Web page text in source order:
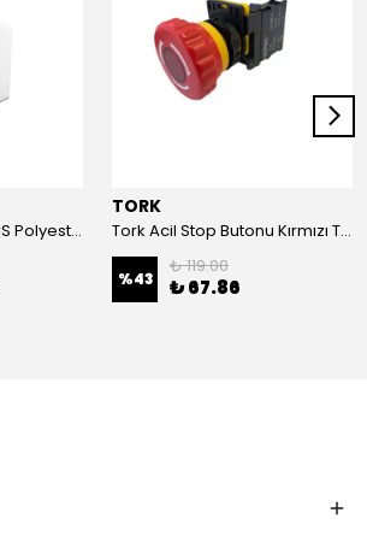
Akiş 500x700x250 ABS Polyester Pano | Duvar Pano | Plastik Elektrik Panosu
TORK
Tork Acil Stop Butonu Kırmızı TRK-A3-01ZS Acil Durum Butonu | Kırmızı Mantar Tipi NC1
%43
₺ 119.00
₺ 67.86